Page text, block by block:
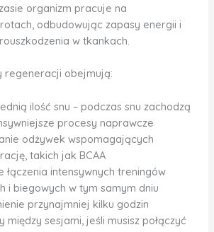
organizm pracuje na
odbudowując zapasy energii i
w tkankach.
regeneracji obejmują:
ilość snu – podczas snu zachodzą
procesy naprawcze
odżywek wspomagających
takich jak BCAA
łączenia intensywnych treningów
i biegowych w tym samym dniu
przynajmniej kilku godzin
między sesjami, jeśli musisz połączyć